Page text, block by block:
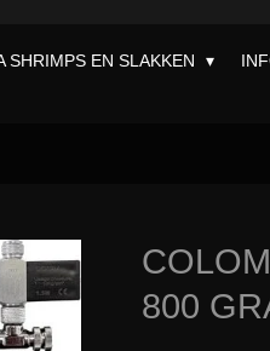
SHRIMPS EN SLAKKEN
800